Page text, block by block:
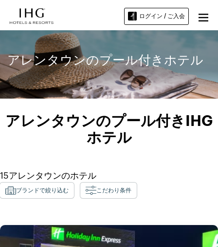
ログイン / ご入会
アレンタウンのプール付きホテル
アレンタウンのプール付きIHG
ホテル
15アレンタウンのホテル
ブランドで絞り込む こだわり条件